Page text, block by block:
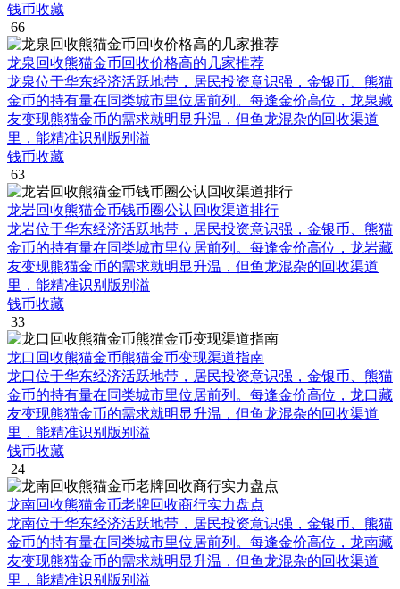
钱币收藏
66
龙泉回收熊猫金币回收价格高的几家推荐
龙泉位于华东经济活跃地带，居民投资意识强，金银币、熊猫
金币的持有量在同类城市里位居前列。每逢金价高位，龙泉藏
友变现熊猫金币的需求就明显升温，但鱼龙混杂的回收渠道
里，能精准识别版别溢
钱币收藏
63
龙岩回收熊猫金币钱币圈公认回收渠道排行
龙岩位于华东经济活跃地带，居民投资意识强，金银币、熊猫
金币的持有量在同类城市里位居前列。每逢金价高位，龙岩藏
友变现熊猫金币的需求就明显升温，但鱼龙混杂的回收渠道
里，能精准识别版别溢
钱币收藏
33
龙口回收熊猫金币熊猫金币变现渠道指南
龙口位于华东经济活跃地带，居民投资意识强，金银币、熊猫
金币的持有量在同类城市里位居前列。每逢金价高位，龙口藏
友变现熊猫金币的需求就明显升温，但鱼龙混杂的回收渠道
里，能精准识别版别溢
钱币收藏
24
龙南回收熊猫金币老牌回收商行实力盘点
龙南位于华东经济活跃地带，居民投资意识强，金银币、熊猫
金币的持有量在同类城市里位居前列。每逢金价高位，龙南藏
友变现熊猫金币的需求就明显升温，但鱼龙混杂的回收渠道
里，能精准识别版别溢